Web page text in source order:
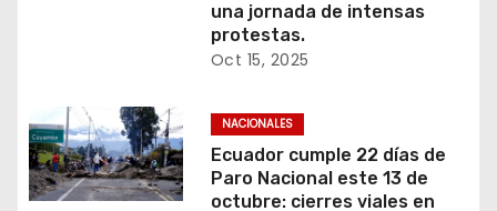
una jornada de intensas
protestas.
Oct 15, 2025
NACIONALES
Ecuador cumple 22 días de
Paro Nacional este 13 de
octubre: cierres viales en